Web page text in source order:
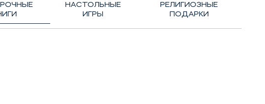
НАСТОЛЬНЫЕ
ИГРЫ
РЕЛИГИОЗНЫЕ
ПОДАРКИ